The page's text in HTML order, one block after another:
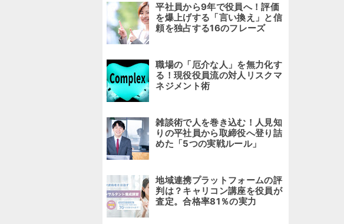
平社員から9年で役員へ！評価
を爆上げする「言い換え」と信
頼を独占する16のフレーズ
職場の「厄介な人」を無力化す
る！現役役員流の対人リスクマ
ネジメント術
雑談術で人を巻き込む！人見知
りの平社員から取締役へ登り詰
めた「5つの実戦ルール」
地域連携プラットフォームの評
判は？キャリコン講座を役員が
査定。合格率81％の実力